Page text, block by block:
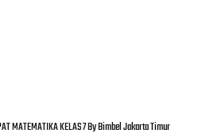
MATEMATIKA KELAS 7 By Bimbel Jakarta Timur